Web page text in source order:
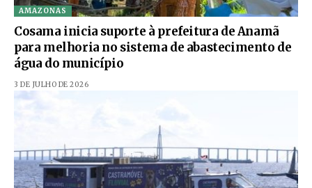
AMAZONAS
Cosama inicia suporte à prefeitura de Anamã
para melhoria no sistema de abastecimento de
água do município
3 DE JULHO DE 2026